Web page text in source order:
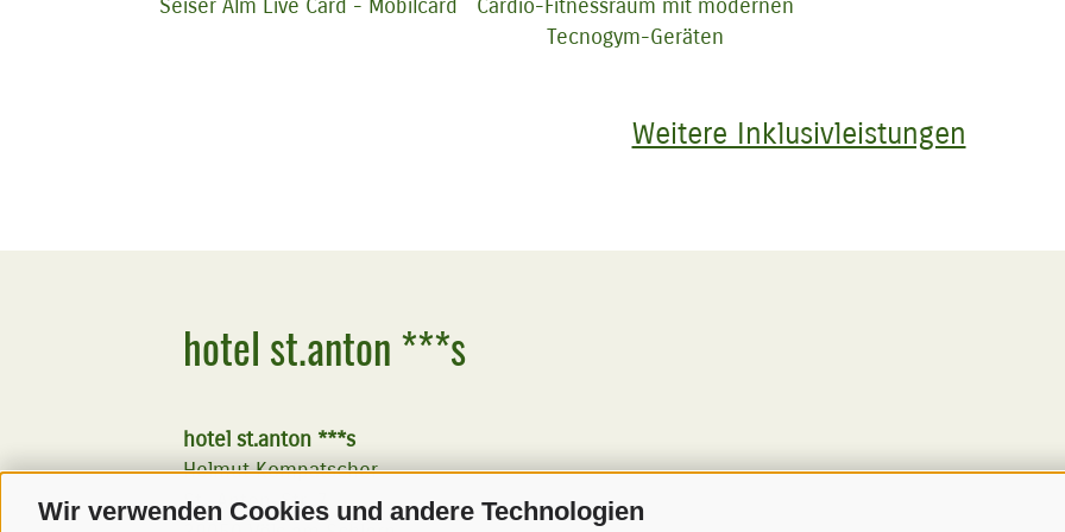
Wir verwenden Cookies und andere Technologien
Seiser Alm Live Card - Mobilcard
Cardio-Fitnessraum mit modernen
Tecnogym-Geräten
Weitere Inklusivleistungen
hotel st.anton ***s
hotel st.anton ***s
Helmut Kompatscher
St.-Anton-Str. 7